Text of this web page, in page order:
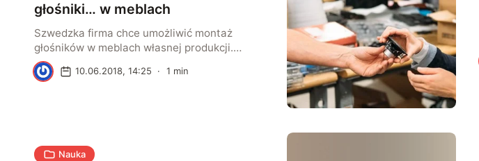
głośniki… w meblach
Szwedzka firma chce umożliwić montaż
głośników w meblach własnej produkcji.
Będzie to możliwe dzięki współpracy z firmą
Sonos zajmującą się produkcją
J 10.06.2018, 14:25 · 1 min
Nauka